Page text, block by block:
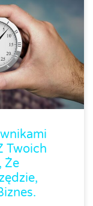
Twoich
Że